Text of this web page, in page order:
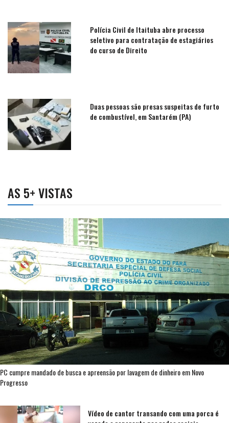
Polícia Civil de Itaituba abre processo
seletivo para contratação de estagiários
do curso de Direito
Duas pessoas são presas suspeitas de furto
de combustível, em Santarém (PA)
AS 5+ VISTAS
PC cumpre mandado de busca e apreensão por lavagem de dinheiro em Novo
Progresso
Vídeo de cantor transando com uma porca é